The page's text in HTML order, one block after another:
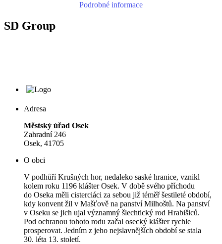
Podrobné informace
SD Group
Adresa
Městský úřad Osek
Zahradní 246
Osek, 41705
O obci
V podhůří Krušných hor, nedaleko saské hranice, vznikl
kolem roku 1196 klášter Osek. V době svého příchodu
do Oseka měli cisterciáci za sebou již téměř šestileté období,
kdy konvent žil v Mašťově na panství Milhoštů. Na panství
v Oseku se jich ujal významný šlechtický rod Hrabišiců.
Pod ochranou tohoto rodu začal osecký klášter rychle
prosperovat. Jedním z jeho nejslavnějších období se stala
30. léta 13. století.